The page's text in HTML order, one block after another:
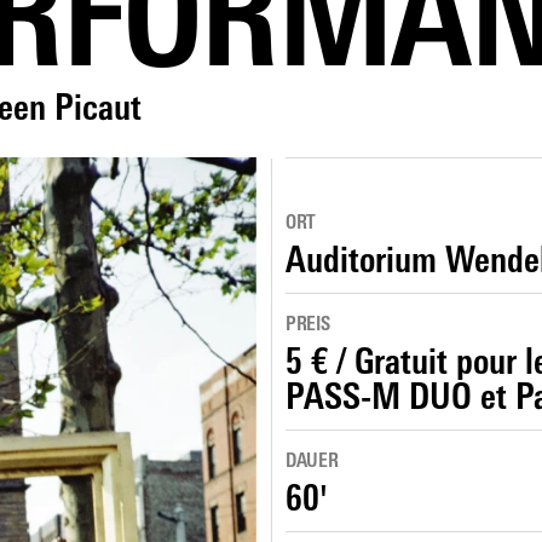
Picaut
ORT
Auditorium
PREIS
5 € / Gratuit pour
PASS-M DUO et
DAUER
60'